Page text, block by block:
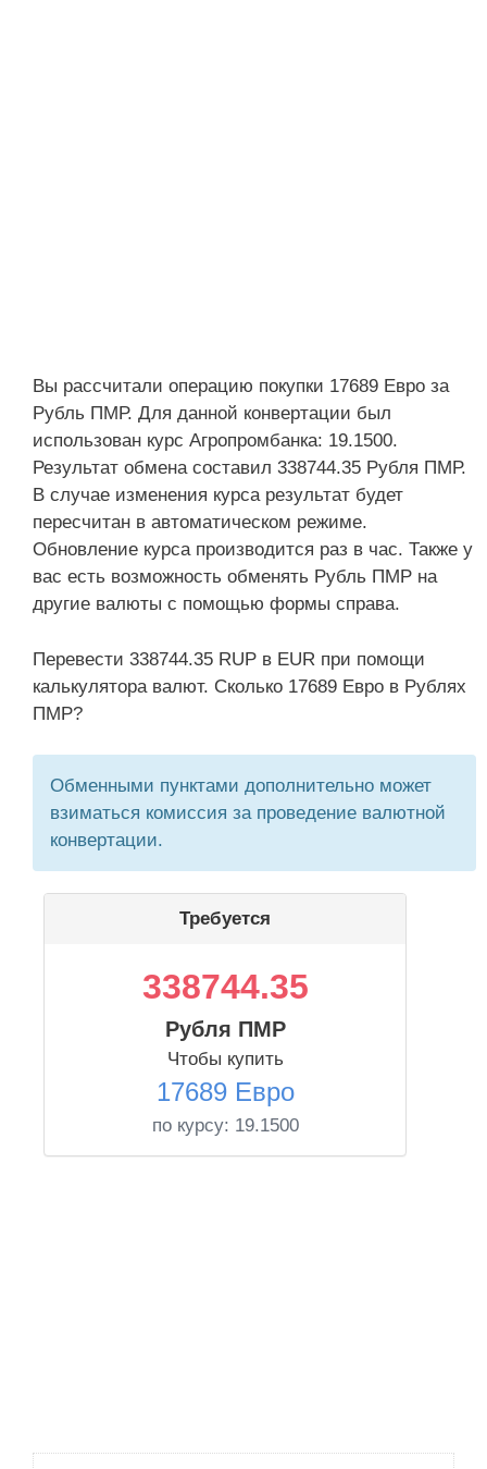
Вы рассчитали операцию покупки 17689 Евро за
Рубль ПМР. Для данной конвертации был
использован курс Агропромбанка: 19.1500.
Результат обмена составил 338744.35 Рубля ПМР.
В случае изменения курса результат будет
пересчитан в автоматическом режиме.
Обновление курса производится раз в час. Также у
вас есть возможность обменять Рубль ПМР на
другие валюты с помощью формы справа.
Перевести 338744.35 RUP в EUR при помощи
калькулятора валют. Сколько 17689 Евро в Рублях
ПМР?
Обменными пунктами дополнительно может
взиматься комиссия за проведение валютной
конвертации.
Требуется
338744.35
Рубля ПМР
Чтобы купить
17689 Евро
по курсу: 19.1500